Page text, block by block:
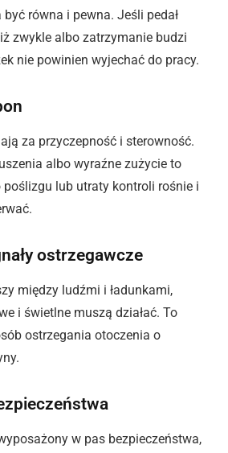
równa i pewna. Jeśli pedał
zwykle albo zatrzymanie budzi
nie powinien wyjechać do pracy.
za przyczepność i sterowność.
albo wyraźne zużycie to
poślizgu lub utraty kontroli rośnie i
ostrzegawcze
między ludźmi i ładunkami,
i świetlne muszą działać. To
ostrzegania otoczenia o
w pas bezpieczeństwa,